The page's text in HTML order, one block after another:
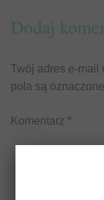
Dodaj
Twój adres e-mail
pola są oznaczone
Komentarz *